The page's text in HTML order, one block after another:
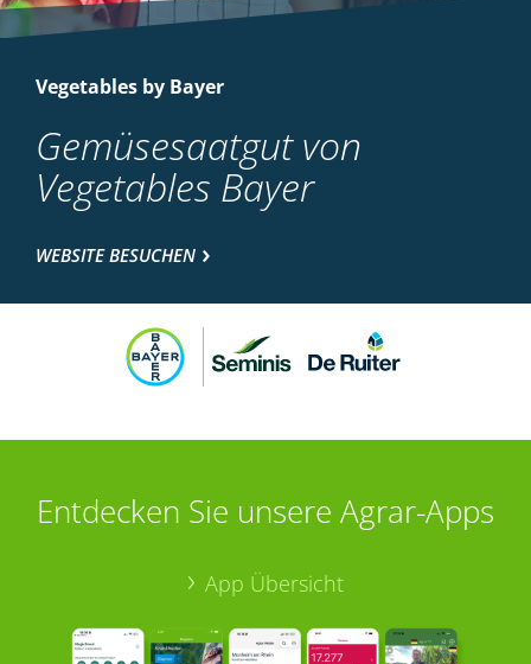
Vegetables by Bayer
Gemüsesaatgut von
Vegetables Bayer
WEBSITE BESUCHEN
Entdecken Sie unsere Agrar-Apps
App Übersicht